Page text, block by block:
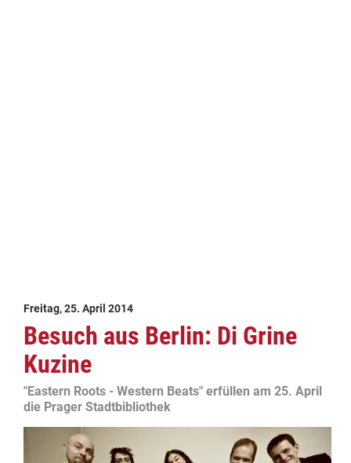
Freitag, 25. April 2014
Besuch aus Berlin: Di Grine
Kuzine
"Eastern Roots - Western Beats" erfüllen am 25. April
die Prager Stadtbibliothek